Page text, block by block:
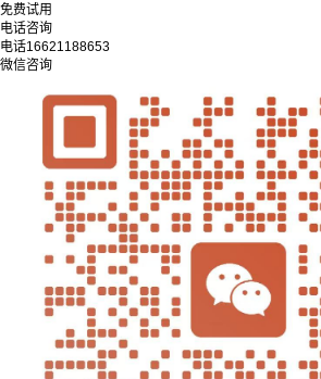
免费试用
电话咨询
电话16621188653
微信咨询